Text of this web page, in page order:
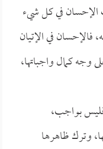
الإحسان في كل شيء
في الإتيان
وجه كمال واجباتها،
فليس بواجب،
وترك ظاهرها